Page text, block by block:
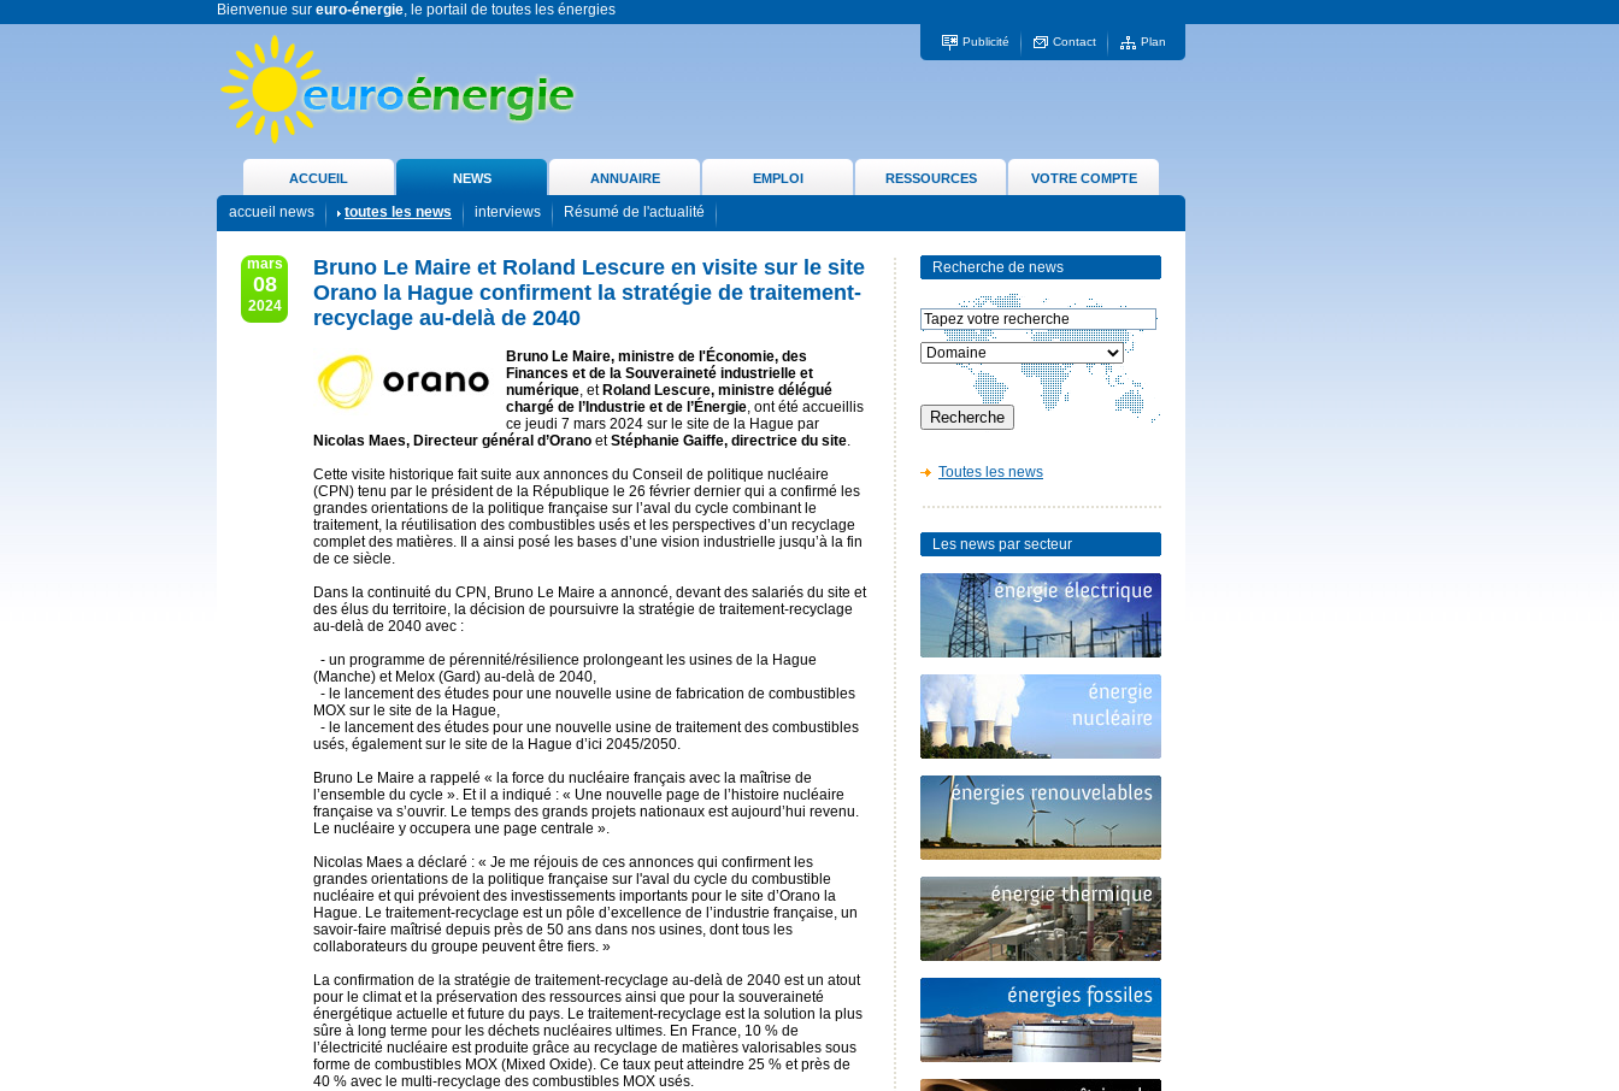
Bienvenue sur euro-énergie, le portail de toutes les énergies
Publicité Contact Plan
ACCUEIL NEWS ANNUAIRE EMPLOI RESSOURCES VOTRE COMPTE
accueil news toutes les news interviews Résumé de l'actualité
mars
08
2024
Bruno Le Maire et Roland Lescure en visite sur le site
Orano la Hague confirment la stratégie de traitement-
recyclage au-delà de 2040
Bruno Le Maire, ministre de l'Économie, des
Finances et de la Souveraineté industrielle et
numérique, et Roland Lescure, ministre délégué
chargé de l’Industrie et de l’Énergie, ont été accueillis
ce jeudi 7 mars 2024 sur le site de la Hague par
Nicolas Maes, Directeur général d’Orano etStéphanie Gaiffe, directrice du site.
Cette visite historique fait suite aux annonces du Conseil de politique nucléaire
(CPN) tenu par le président de la République le 26 février dernier qui a confirmé les
grandes orientations de la politique française sur l’aval du cycle combinant le
traitement, la réutilisation des combustibles usés et les perspectives d’un recyclage
complet des matières. Il a ainsi posé les bases d’une vision industrielle jusqu’à la fin
de ce siècle.
Dans la continuité du CPN, Bruno Le Maire a annoncé, devant des salariés du site et
des élus du territoire, la décision de poursuivre la stratégie de traitement-recyclage
au-delà de 2040 avec :
- un programme de pérennité/résilience prolongeant les usines de la Hague
(Manche) et Melox (Gard) au-delà de 2040,
- le lancement des études pour une nouvelle usine de fabrication de combustibles
MOX sur le site de la Hague,
- le lancement des études pour une nouvelle usine de traitement des combustibles
usés, également sur le site de la Hague d’ici 2045/2050.
Bruno Le Maire a rappelé « la force du nucléaire français avec la maîtrise de
l’ensemble du cycle ». Et il a indiqué : « Une nouvelle page de l’histoire nucléaire
française va s’ouvrir. Le temps des grands projets nationaux est aujourd’hui revenu.
Le nucléaire y occupera une page centrale ».
Nicolas Maes a déclaré : « Je me réjouis de ces annonces qui confirment les
grandes orientations de la politique française sur l'aval du cycle du combustible
nucléaire et qui prévoient des investissements importants pour le site d’Orano la
Hague. Le traitement-recyclage est un pôle d’excellence de l’industrie française, un
savoir-faire maîtrisé depuis près de 50 ans dans nos usines, dont tous les
collaborateurs du groupe peuvent être fiers. »
La confirmation de la stratégie de traitement-recyclage au-delà de 2040 est un atout
pour le climat et la préservation des ressources ainsi que pour la souveraineté
énergétique actuelle et future du pays. Le traitement-recyclage est la solution la plus
sûre à long terme pour les déchets nucléaires ultimes. En France, 10 % de
l’électricité nucléaire est produite grâce au recyclage de matières valorisables sous
forme de combustibles MOX (Mixed Oxide). Ce taux peut atteindre 25 % et près de
40 % avec le multi-recyclage des combustibles MOX usés.
Recherche de news
Toutes les news
Les news par secteur